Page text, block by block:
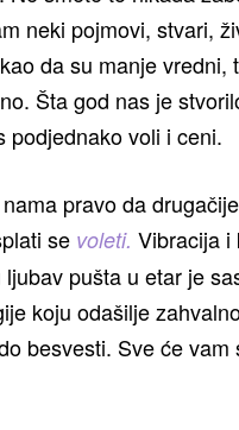
neki pojmovi, stvari,
da su manje vredni,
Šta god nas je
podjednako voli i ceni.
pravo da
se voleti. Vibracija i
pušta u etar je
koju odašilje
besvesti. Sve će vam